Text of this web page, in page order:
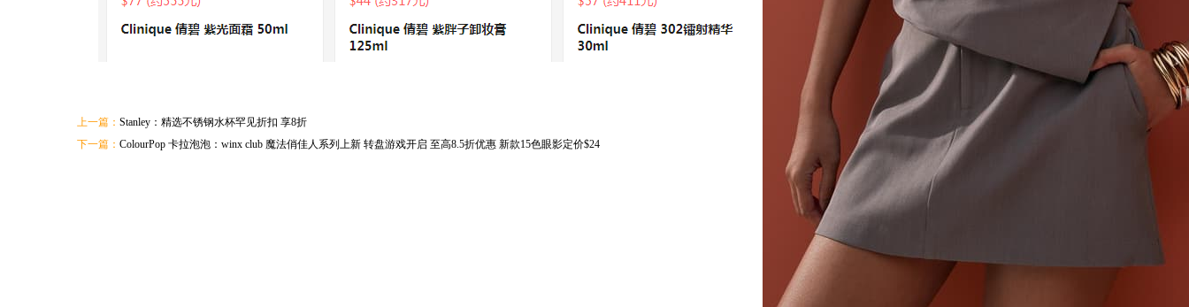
上一篇： Stanley：精选不锈钢水杯罕见折扣 享8折
下一篇： ColourPop 卡拉泡泡：winx club 魔法俏佳人系列上新 转盘游戏开启 至高8.5折优惠 新款15色眼影定价$24